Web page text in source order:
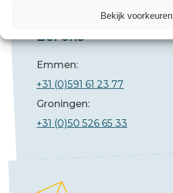
Bekijk voorkeuren
Bel ons
Emmen:
+31 (0)591 61 23 77
Groningen:
+31 (0)50 526 65 33